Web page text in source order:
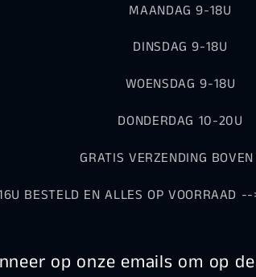
MAANDAG 9-18U
DINSDAG 9-18U
WOENSDAG 9-18U
DONDERDAG 10-20U
GRATIS VERZENDING
BESTELD EN ALLES OP VOORRAAD
op onze emails om op